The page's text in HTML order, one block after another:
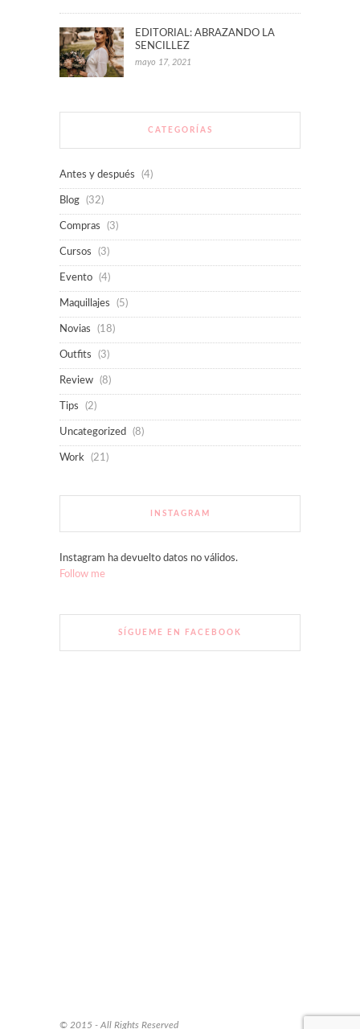
EDITORIAL: ABRAZANDO LA
SENCILLEZ
mayo 17, 2021
CATEGORÍAS
Antes y después (4)
Blog (32)
Compras (3)
Cursos (3)
Evento (4)
Maquillajes (5)
Novias (18)
Outfits (3)
Review (8)
Tips (2)
Uncategorized (8)
Work (21)
INSTAGRAM
Instagram ha devuelto datos no válidos.
Follow me
SÍGUEME EN FACEBOOK
© 2015 - All Rights Reserved